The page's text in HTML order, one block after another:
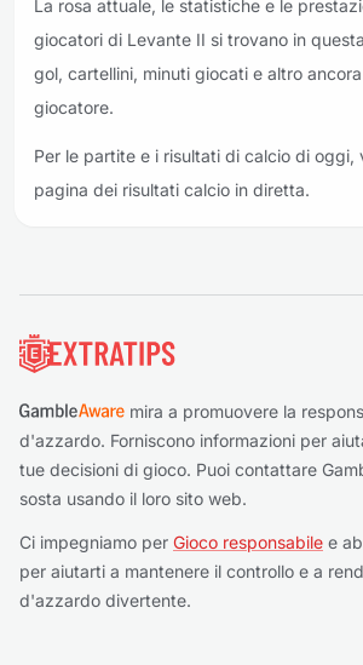
La rosa attuale, le statistiche e le
giocatori di Levante II si trovano in
gol, cartellini, minuti giocati e altro
giocatore.
Per le partite e i risultati di calcio di oggi,
pagina dei risultati calcio in diretta.
mira a promuovere la
d'azzardo. Forniscono informazioni per
tue decisioni di gioco. Puoi contattare
sosta usando il loro sito web.
Ci impegniamo per Gioco responsabile e
per aiutarti a mantenere il controllo e a
d'azzardo divertente.